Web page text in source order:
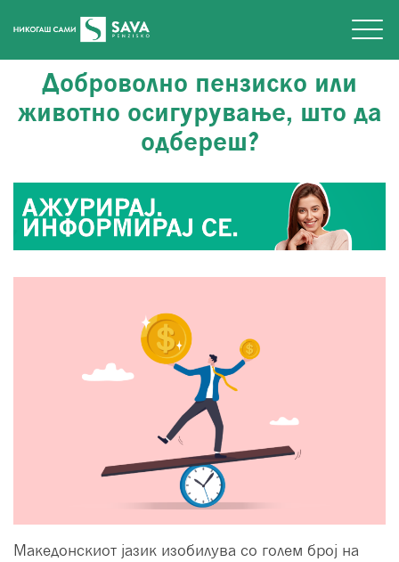
Доброволно пензиско или
животно осигурување, што да
одбереш?
Македонскиот јазик изобилува со голем број на